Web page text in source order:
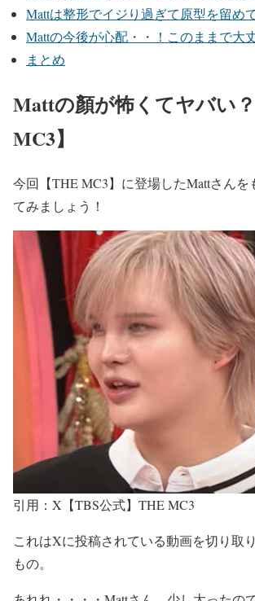
Mattは整形でイジり過ぎて原型を留め
Mattの今後が心配・・！このままで大
まとめ
Mattの顏が怖くてヤバい
MC3】
今回【THE MC3】に登場したMattさんを
てみましょう！
引用：X【TBS公式】THE MC3
これはXに投稿されている動画を切り取
もの。